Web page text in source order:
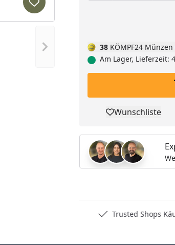
Nächstes Bild anzeigen
Produkt zur Wunschliste hinzufügen
38 KÖMPF24 Münzen
Am Lager, Lieferzeit:
Produkt
Wunschliste
Trusted Shops